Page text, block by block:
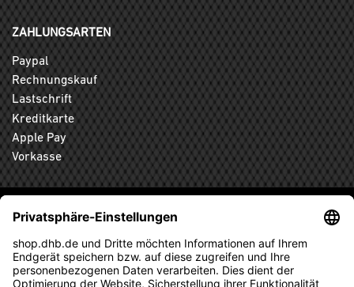
ZAHLUNGSARTEN
Paypal
Rechnungskauf
Lastschrift
Kreditkarte
Apple Pay
Vorkasse
ABONNIEREN SIE DEN KOSTENLOSEN DHB-FANSHOP
NEWSLETTER UND VERPASSEN SIE KEINE NEUIGKEIT ODER
AKTION MEHR.
ANMELDEN